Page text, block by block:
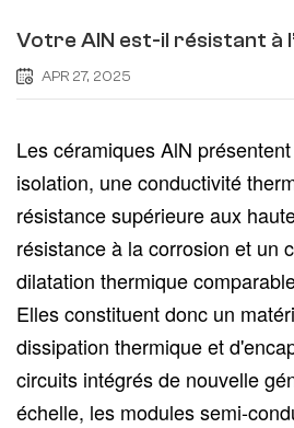
Votre AlN est-il résistant à
APR 27, 2025
Les céramiques AlN
isolation, une conductivité
résistance supérieure aux
résistance à la corrosion et un
dilatation thermique
Elles constituent donc un
dissipation thermique et
circuits intégrés de nouvelle
échelle, les modules semi-